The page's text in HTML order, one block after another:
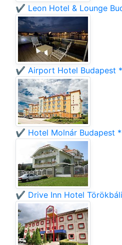
✔️ Leon Hotel & Lounge
✔️ Airport Hotel Budapest
✔️ Hotel Molnár Budapest
✔️ Drive Inn Hotel